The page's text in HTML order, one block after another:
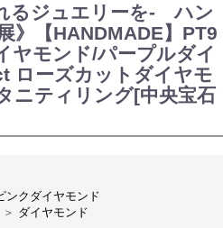
るジュエリーを- ハン
》【HANDMADE】PT9
ヤモンド/パープルダイ
ローズカットダイヤモ
ニティリング[中央宝石
ンクダイヤモンド
＞ ダイヤモンド